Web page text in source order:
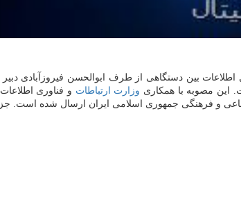
اطلاعات بین دستگاهی از طرف ابوالحسن فیروزآبادی
وزارت ارتباطات و فناوری
اقتصادی، اجتماعی و فرهنگی جمهوری اسلامی ایران ارسال شده است.